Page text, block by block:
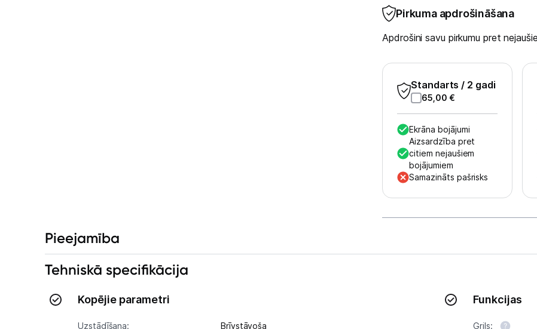
Gaļas maļamās mašīnas
Pirkuma apdrošināšana
Apdrošini savu pirkumu pret
Standarts / 2 gadi
65,00 €
Ekrāna bojājumi
Aizsardzība pret
citiem nejaušiem
bojājumiem
Samazināts pašrisks
Pieejamība
Tehniskā specifikācija
Kopējie parametri
Uzstādīšana: Brīvstāvoša
Funkcijas
Grils: